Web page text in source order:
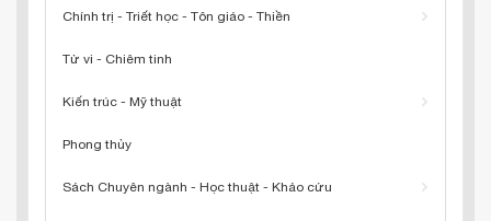
Chính trị - Triết học - Tôn giáo - Thiền
Tử vi - Chiêm tinh
Kiến trúc - Mỹ thuật
Phong thủy
Sách Chuyên ngành - Học thuật - Khảo cứu